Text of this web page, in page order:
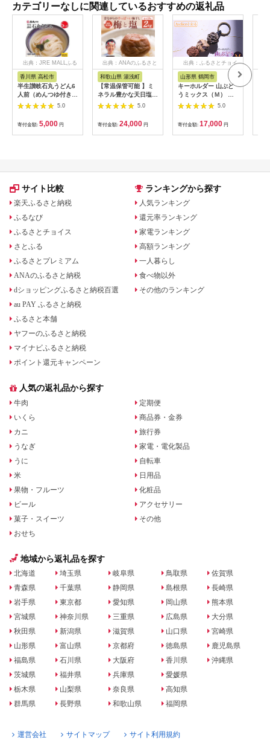
カテゴリーなしに関連しているおすすめの返礼品
出典：JRE MALLふる
さと納税
香川県 高松市
半生讃岐石丸うどん6
人前（めんつゆ付き）
麺300g×2袋
5.0
寄付金額: 5,000 円
出典：ANAのふるさと
和歌山県 湯浅町
【常温保管可能 】ミ
ネラル豊かな天日塩だ
けで漬けた無添加梅干
し2kg 梅ボーイズ｜
B201_EP6024
5.0
寄付金額: 24,000 円
出典：ふるさとチョイ
山形県 鶴岡市
キーホルダー 山ぶど
うミックス（Ｍ） 山
形県鶴岡市 アトリエ
かおる | 山葡萄 雑貨
キーホルダー ギフト
贈り物 お取り寄せ 返
礼品
5.0
寄付金額: 17,000 円
サイト比較
楽天ふるさと納税
ふるなび
ふるさとチョイス
さとふる
ふるさとプレミアム
ANAのふるさと納税
dショッピングふるさと納税百選
au PAY ふるさと納税
ふるさと本舗
ヤフーのふるさと納税
マイナビふるさと納税
ポイント還元キャンペーン
ランキングから探す
人気ランキング
還元率ランキング
家電ランキング
高額ランキング
一人暮らし
食べ物以外
その他のランキング
人気の返礼品から探す
牛肉
いくら
カニ
うなぎ
うに
米
果物・フルーツ
ビール
菓子・スイーツ
おせち
定期便
商品券・金券
旅行券
家電・電化製品
自転車
日用品
化粧品
アクセサリー
その他
地域から返礼品を探す
北海道
青森県
岩手県
宮城県
秋田県
山形県
福島県
茨城県
栃木県
群馬県
埼玉県
千葉県
東京都
神奈川県
新潟県
富山県
石川県
福井県
山梨県
長野県
岐阜県
静岡県
愛知県
三重県
滋賀県
京都府
大阪府
兵庫県
奈良県
和歌山県
鳥取県
島根県
岡山県
広島県
山口県
徳島県
香川県
愛媛県
高知県
福岡県
佐賀県
長崎県
熊本県
大分県
宮崎県
鹿児島県
沖縄県
運営会社 サイトマップ サイト利用規約